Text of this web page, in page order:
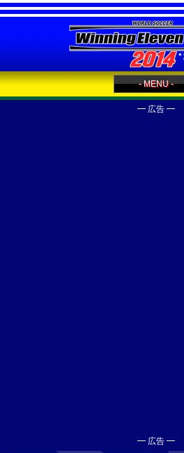
- MENU -
━ 広告 ━
━ 広告 ━